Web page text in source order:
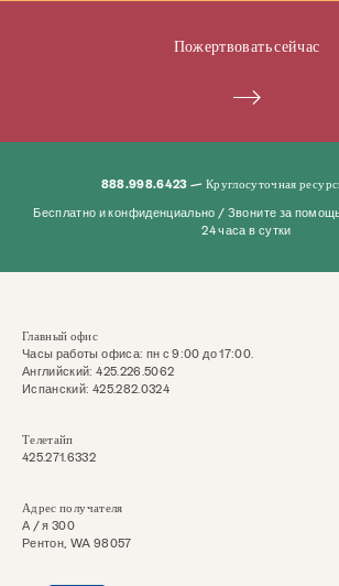
Пожертвовать сейчас
888.998.6423 — Круглосуточная
Бесплатно и конфиденциально / Звоните за
24 часа в сутки
Главный офис
Часы работы офиса: пн с 9:00 до 17:00.
Английский: 425.226.5062
Испанский: 425.282.0324
Телетайп
425.271.6332
Адрес получателя
А / я 300
Рентон, WA 98057